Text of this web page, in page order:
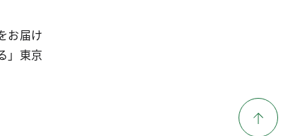
お届け
」東京